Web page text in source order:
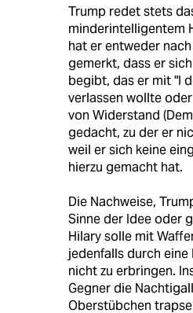
Trump redet stets
minderintelligentem
hat er entweder
gemerkt, dass er
begibt, das er mit "I
verlassen wollte
von Widerstand
gedacht, zu der er
weil er sich keine
hierzu gemacht hat.
Die Nachweise,
Sinne der Idee oder
Hilary solle mit
jedenfalls durch
nicht zu erbringen.
Gegner die
Oberstübchen